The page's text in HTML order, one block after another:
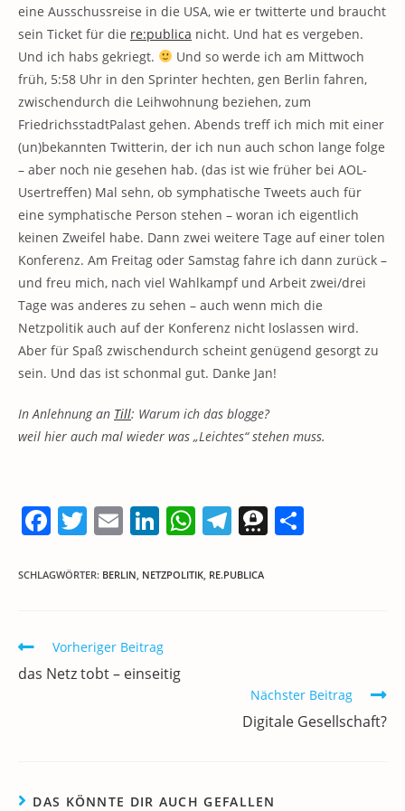
eine Ausschussreise in die USA, wie er twitterte und braucht
sein Ticket für die re:publica nicht. Und hat es vergeben.
Und ich habs gekriegt.
Und so werde ich am Mittwoch
früh, 5:58 Uhr in den Sprinter hechten, gen Berlin fahren,
zwischendurch die Leihwohnung beziehen, zum
FriedrichsstadtPalast gehen. Abends treff ich mich mit einer
(un)bekannten Twitterin, der ich nun auch schon lange folge
– aber noch nie gesehen hab. (das ist wie früher bei AOL-
Usertreffen) Mal sehn, ob symphatische Tweets auch für
eine symphatische Person stehen – woran ich eigentlich
keinen Zweifel habe. Dann zwei weitere Tage auf einer tolen
Konferenz. Am Freitag oder Samstag fahre ich dann zurück –
und freu mich, nach viel Wahlkampf und Arbeit zwei/drei
Tage was anderes zu sehen – auch wenn mich die
Netzpolitik auch auf der Konferenz nicht loslassen wird.
Aber für Spaß zwischendurch scheint genügend gesorgt zu
sein. Und das ist schonmal gut. Danke Jan!
In Anlehnung an Till: Warum ich das blogge?
weil hier auch mal wieder was „Leichtes“ stehen muss.
F
c
b
o
T
itt
E
ai
Li
k
dI
n
W
at
T
e
T
SCHLAGWÖRTER: BERLIN, NETZPOLITIK, RE.PUBLICA
Weitere
Artikel
ansehen
Vorheriger Beitrag
das Netz tobt – einseitig
Nächster Beitrag
Digitale Gesellschaft?
DAS KÖNNTE DIR AUCH GEFALLEN